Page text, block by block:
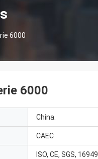
6000
6000
China.
CAEC
ISO, CE, SGS, 16949